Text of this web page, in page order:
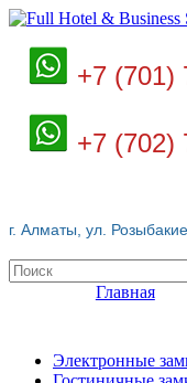
+7 (701)
+7 (702)
г. Алматы, ул.
Главная
Электронные